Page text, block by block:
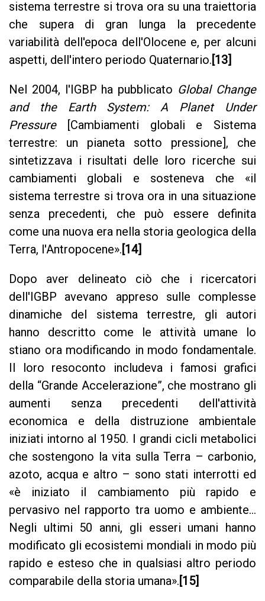
sistema terrestre si trova ora su una traiettoria
che supera di gran lunga la precedente
variabilità dell'epoca dell'Olocene e, per alcuni
aspetti, dell'intero periodo Quaternario.[13]
Nel 2004, l'IGBP ha pubblicato Global Change
and the Earth System: A Planet Under
Pressure [Cambiamenti globali e Sistema
terrestre: un pianeta sotto pressione], che
sintetizzava i risultati delle loro ricerche sui
cambiamenti globali e sosteneva che «il
sistema terrestre si trova ora in una situazione
senza precedenti, che può essere definita
come una nuova era nella storia geologica della
Terra, l'Antropocene».[14]
Dopo aver delineato ciò che i ricercatori
dell'IGBP avevano appreso sulle complesse
dinamiche del sistema terrestre, gli autori
hanno descritto come le attività umane lo
stiano ora modificando in modo fondamentale.
Il loro resoconto includeva i famosi grafici
della “Grande Accelerazione”, che mostrano gli
aumenti senza precedenti dell'attività
economica e della distruzione ambientale
iniziati intorno al 1950. I grandi cicli metabolici
che sostengono la vita sulla Terra – carbonio,
azoto, acqua e altro – sono stati interrotti ed
«è iniziato il cambiamento più rapido e
pervasivo nel rapporto tra uomo e ambiente...
Negli ultimi 50 anni, gli esseri umani hanno
modificato gli ecosistemi mondiali in modo più
rapido e esteso che in qualsiasi altro periodo
comparabile della storia umana».[15]